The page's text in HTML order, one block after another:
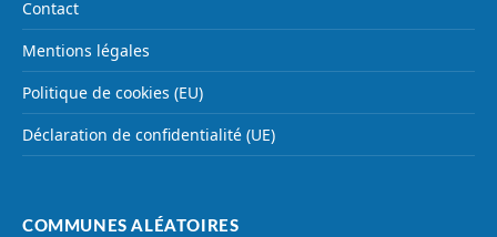
Contact
Mentions légales
Politique de cookies (EU)
Déclaration de confidentialité (UE)
COMMUNES ALÉATOIRES